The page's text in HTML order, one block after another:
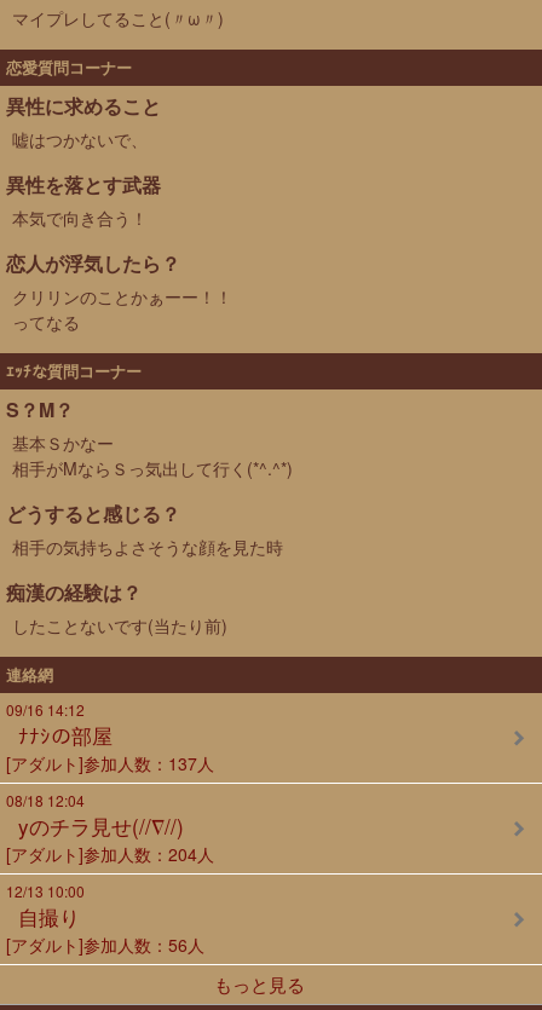
マイプレしてること(〃ω〃)
恋愛質問コーナー
異性に求めること
嘘はつかないで、
異性を落とす武器
本気で向き合う！
恋人が浮気したら？
クリリンのことかぁーー！！
ってなる
ｴｯﾁな質問コーナー
S？M？
基本Ｓかなー
相手がMならＳっ気出して行く(*^.^*)
どうすると感じる？
相手の気持ちよさそうな顔を見た時
痴漢の経験は？
したことないです(当たり前)
連絡網
09/16 14:12
ﾅﾅｼの部屋
[アダルト]参加人数：137人
08/18 12:04
yのチラ見せ(//∇//)
[アダルト]参加人数：204人
12/13 10:00
自撮り
[アダルト]参加人数：56人
もっと見る